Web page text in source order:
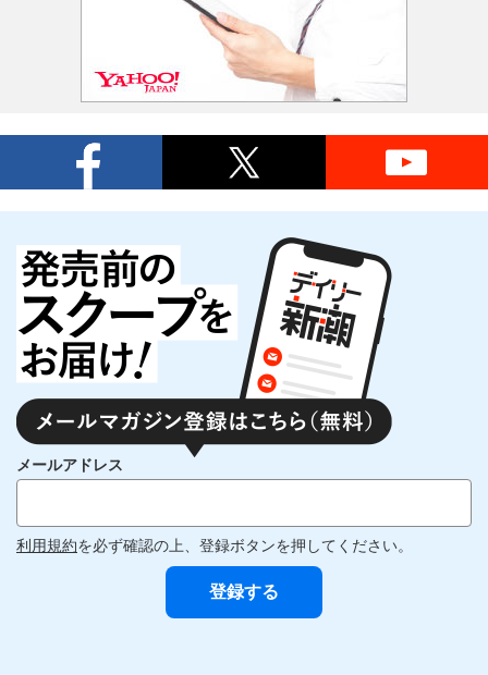
メールアドレス
利用規約を必ず確認の上、登録ボタンを押してください。